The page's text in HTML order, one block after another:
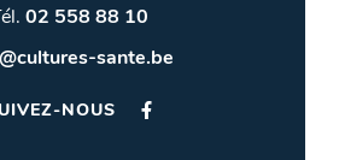
02 558 88 10
sante.be
NOUS